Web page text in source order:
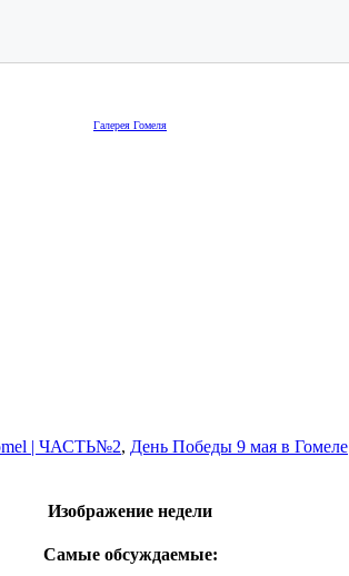
Галерея Гомеля
| ЧАСТЬ№2, День Победы 9 мая в Гомеле
Изображение недели
Самые обсуждаемые: